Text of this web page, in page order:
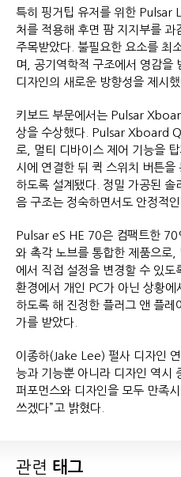
특히 핑거팁 유저를 위한 Pulsar
처를 적용해 후면 팜 지지부를
주목받았다. 불필요한 요소를 최
며, 공기역학적 구조에서 영감을
디자인의 새로운 방향성을 제시
키보드 부문에서는 Pulsar
상을 수상했다. Pulsar Xboard
로, 멀티 디바이스 제어 기능을
시에 연결한 뒤 퀵 스위치 버튼
하도록 설계됐다. 정밀 가공된
음 구조는 정숙하면서도 안정적
Pulsar eS HE 70은 컴팩트한
와 촉각 노브를 통합한 제품으로
에서 직접 설정을 변경할 수 있도
환경에서 개인 PC가 아닌 상황
하도록 해 진정한 플러그 앤 플레
가를 받았다.
이종하(Jake Lee) 펄사 디자인
능과 기능뿐 아니라 디자인 역시
퍼포먼스와 디자인을 모두 만족
쓰겠다”고 밝혔다.
관련 태그